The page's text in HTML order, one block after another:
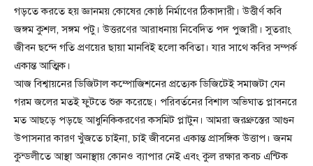
গড়তে করতে হয় জ্ঞানময় কোষের কোষ্ঠ নির্মাণের ঠিকাদারী। উত্তীর্ণ কবি
জঙ্গম কুশল, সঙ্গম পটু। উত্তরণের আরাধনায় নিবেদিত পদ পুজারী। সুতরাং
জীবন ছন্দে গতি প্রণয়ের ছায়া মানবিই হলো কবিতা। যার সাথে কবির সম্পর্ক
একান্ত আত্মিক।
আজ বিশ্বায়নের ডিজিটাল কম্পোজিশনের প্রত্যেক ডিজিটেই সমাজটা যেন
গরম জলের মতই ফুটতে শুরু করেছে। পরিবর্তনের বিশাল অভিঘাত প্লাবনরে
মত আছড়ে পড়ছে আধুনিকিকরণের কসমিট প্লাটুন। আমরা জরথ্রুস্তের আগুন
উপাসনার কারণ খুঁজতে চাইনা, চাই জীবনের একান্ত প্রাসঙ্গিক উত্তাপ। জনম
কুন্ডলীতে আস্থা অনাস্থায় কোনও ব্যাপার নেই এবং কুল রক্ষার কবচ এন্টিক